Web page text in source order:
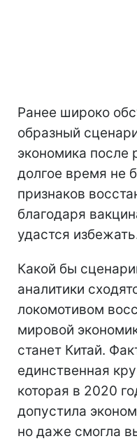
Ранее широко
образный
экономика после
долгое время не
признаков
благодаря
удастся
Какой бы
аналитики
локомотивом
мировой
станет Китай.
единственная
которая в 2020
допустила
но даже смогла